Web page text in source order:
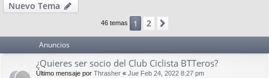
Nuevo Tema
46 temas 1 2
Anuncios
¿Quieres ser socio del Club Ciclista BTTeros?
Último mensaje por Thrasher « Jue Feb 24, 2022 8:27 pm